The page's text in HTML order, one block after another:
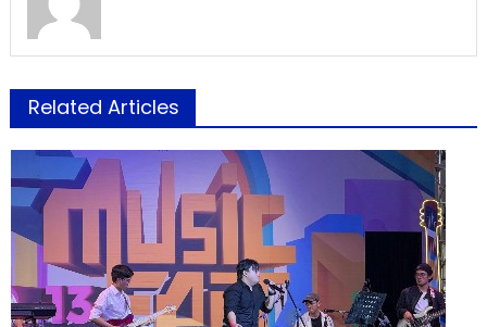
Related Articles